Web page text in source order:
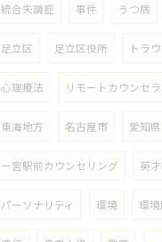
統合失調症 事件 うつ病
足立区 足立区役所 トラ
心理療法 リモートカウンセ
東海地方 名古屋市 愛知県
一宮駅前カウンセリング 英
パーソナリティ 環境 環